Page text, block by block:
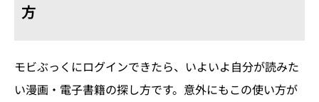
方
モビぶっくにログインできたら、いよいよ自分が読みた
い漫画・電子書籍の探し方です。意外にもこの使い方が